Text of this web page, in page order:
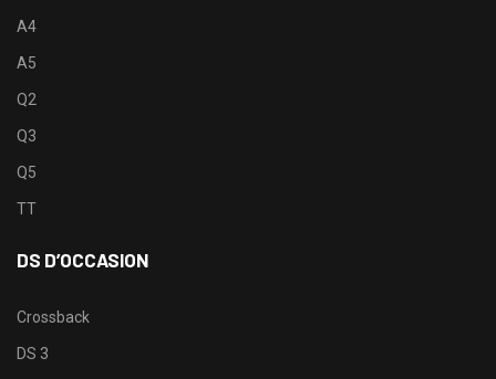
A4
A5
Q2
Q3
Q5
TT
DS D’OCCASION
Crossback
DS 3